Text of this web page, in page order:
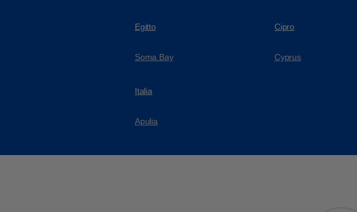
Egitto
Soma Bay
Italia
Apulia
Cipro
Cyprus